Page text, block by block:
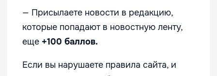
— Присылаете новости в редакцию,
которые попадают в новостную ленту,
еще +100 баллов.
Если вы нарушаете правила сайта, и